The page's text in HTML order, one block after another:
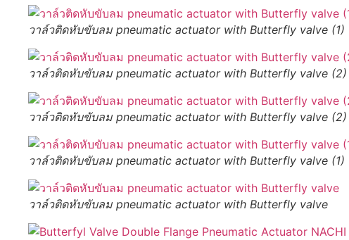
วาล์วติดหับขับลม pneumatic actuator with Butterfly valve (1)
วาล์วติดหับขับลม pneumatic actuator with Butterfly valve (2)
วาล์วติดหับขับลม pneumatic actuator with Butterfly valve (2)
วาล์วติดหับขับลม pneumatic actuator with Butterfly valve (1)
วาล์วติดหับขับลม pneumatic actuator with Butterfly valve